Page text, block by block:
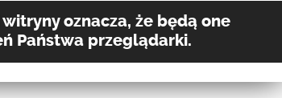
oznacza, że będą one
Państwa przeglądarki.